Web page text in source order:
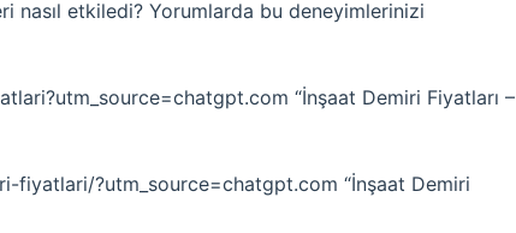
nasıl etkiledi? Yorumlarda bu deneyimlerinizi
“İnşaat Demiri Fiyatları –
?utm_source=chatgpt.com “İnşaat Demiri